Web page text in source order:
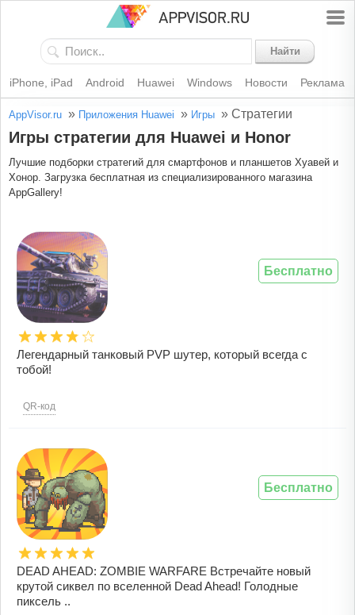
Найти
iPhone, iPad Android Huawei Windows Новости Реклама
AppVisor.ru » Приложения Huawei » Игры » Стратегии
Игры стратегии для Huawei и Honor
Лучшие подборки стратегий для смартфонов и планшетов Хуавей и
Хонор. Загрузка бесплатная из специализированного магазина
AppGallery!
Легендарный танковый PVP шутер, который всегда с
тобой!
QR-код
Бесплатно
DEAD AHEAD: ZOMBIE WARFARE Встречайте новый
крутой сиквел по вселенной Dead Ahead! Голодные
пиксель ..
Бесплатно